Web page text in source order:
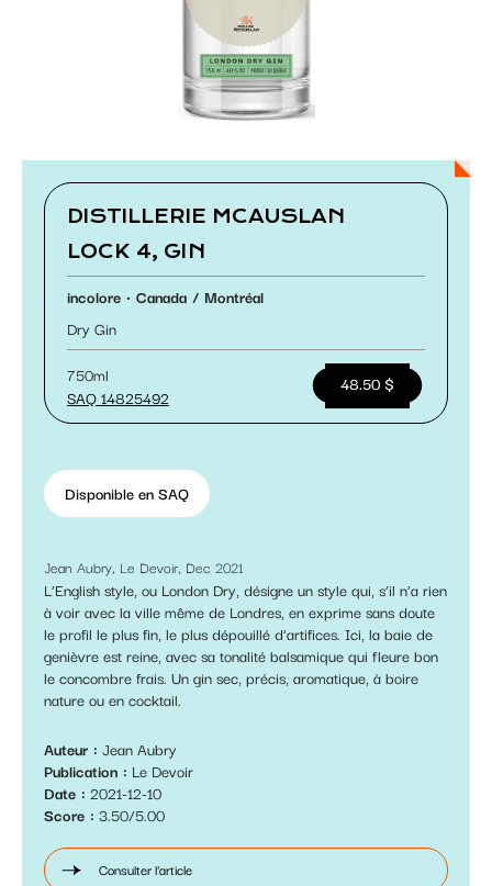
Paramétrer les cookies
DISTILLERIE MCAUSLAN
LOCK 4, GIN
incolore Canada
Montréal
Dry Gin
750ml
SAQ 14825492
48.50 $
Disponible en SAQ
Jean Aubry, Le Devoir, Dec 2021
L’English style, ou London Dry, désigne un style qui, s’il n’a rien
à voir avec la ville même de Londres, en exprime sans doute
le profil le plus fin, le plus dépouillé d’artifices. Ici, la baie de
genièvre est reine, avec sa tonalité balsamique qui fleure bon
le concombre frais. Un gin sec, précis, aromatique, à boire
nature ou en cocktail.
Auteur Jean Aubry
Publication
Le Devoir
Date 2021-12-10
Score 3.50/5.00
Consulter l'article